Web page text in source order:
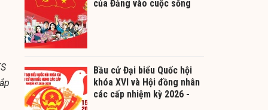
của Đảng vào cuộc sống
Bầu cử Đại biểu Quốc hội
khóa XVI và Hội đồng nhân
các cấp nhiệm kỳ 2026 -